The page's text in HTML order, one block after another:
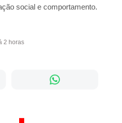
social e comportamento.
2 horas